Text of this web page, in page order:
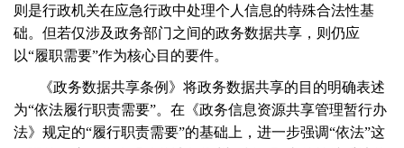
则是行政机关在应急行政中处理个人信息的特殊合法性基
础。但若仅涉及政务部门之间的政务数据共享，则仍应
以“履职需要”作为核心目的要件。
《政务数据共享条例》将政务数据共享的目的明确表述
为“依法履行职责需要”。在《政务信息资源共享管理暂行办
法》规定的“履行职责需要”的基础上，进一步强调“依法”这